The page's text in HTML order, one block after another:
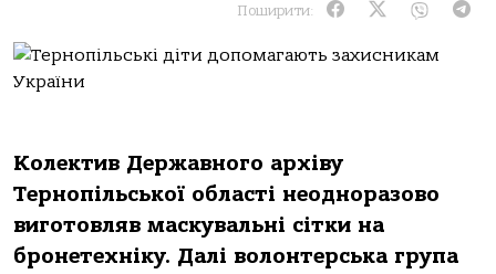
Поширити:
Колектив Державного архіву
Тернопільської області неодноразово
виготовляв маскувальні сітки на
бронетехніку. Далі волонтерська група